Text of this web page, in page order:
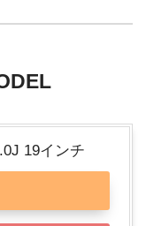
19インチ